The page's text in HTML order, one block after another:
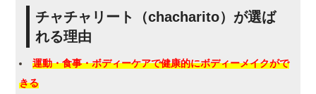
チャチャリート（chacharito）が選ば
れる理由
運動・食事・ボディーケアで健康的にボディーメイクがで
きる